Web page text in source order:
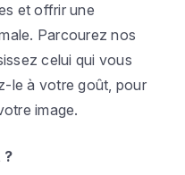
et offrir une
Parcourez nos
celui qui vous
le à votre goût, pour
image.
?